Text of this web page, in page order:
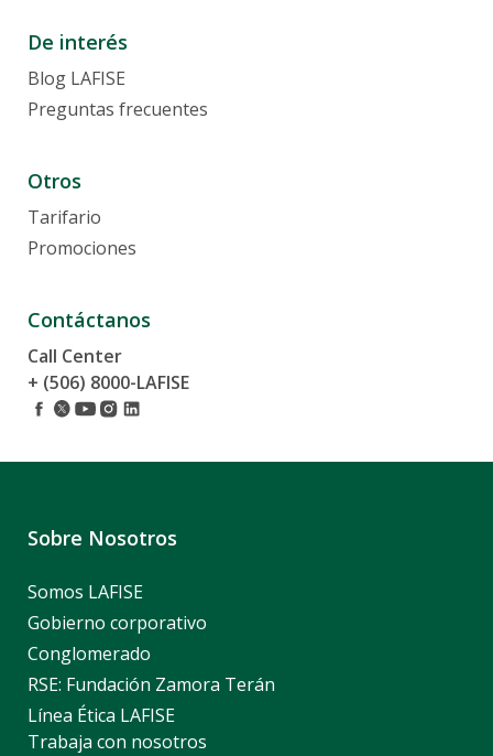
De interés
Blog LAFISE
Preguntas frecuentes
Otros
Tarifario
Promociones
Contáctanos
Call Center
+ (506) 8000-LAFISE
Sobre Nosotros
Somos LAFISE
Gobierno corporativo
Conglomerado
RSE: Fundación Zamora Terán
Línea Ética LAFISE
Trabaja con nosotros